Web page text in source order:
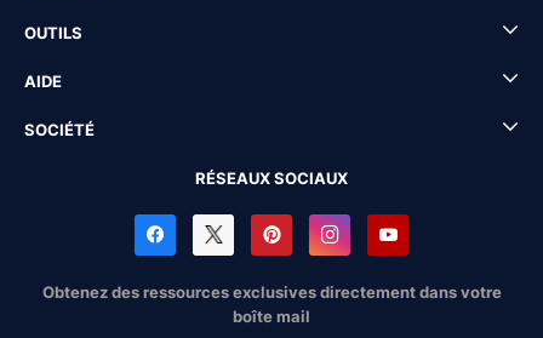
OUTILS
AIDE
SOCIÉTÉ
RÉSEAUX SOCIAUX
Obtenez des ressources exclusives directement dans votre
boîte mail